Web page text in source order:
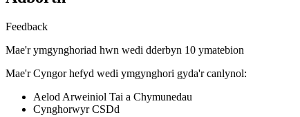
Feedback
Mae'r ymgynghoriad hwn wedi dderbyn 10 ymatebion
Mae'r Cyngor hefyd wedi ymgynghori gyda'r canlynol:
Aelod Arweiniol Tai a Chymunedau
Cynghorwyr CSDd